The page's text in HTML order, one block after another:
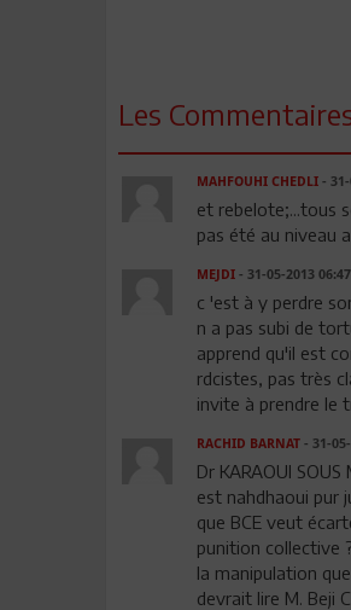
Les
MAHFOUHI CHEDLI- 31-
et rebelote;...tous
pas été au niveau
MEJDI - 31-05-2013 06:47
c 'est à y perdre
n a pas subi de
apprend qu'il est
rdcistes, pas très
invite à prendre le
RACHID BARNAT- 31-05-
Dr KARAOUI
est nahdhaoui pur
que BCE veut
punition collective
la manipulation
devrait lire M. Beji